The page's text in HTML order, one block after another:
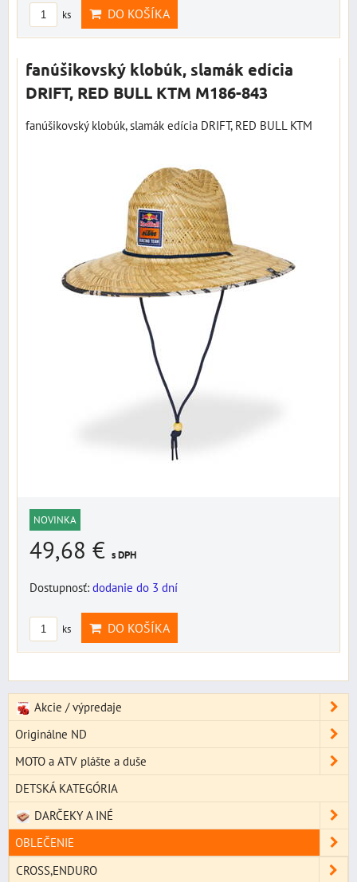
ks DO KOŠÍKA
fanúšikovský klobúk, slamák edícia
DRIFT, RED BULL KTM M186-843
fanúšikovský klobúk, slamák edícia DRIFT, RED BULL KTM
NOVINKA
49,68 € s DPH
Dostupnosť: dodanie do 3 dní
ks DO KOŠÍKA
Akcie / výpredaje
Originálne ND
MOTO a ATV plášte a duše
DETSKÁ KATEGÓRIA
DARČEKY A INÉ
OBLEČENIE
CROSS,ENDURO